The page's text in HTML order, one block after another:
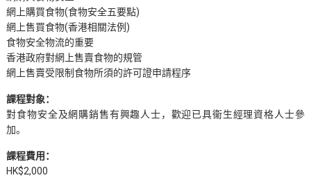
網上購買食物(食物安全五要點)
網上售買食物(香港相關法例)
食物安全物流的重要
香港政府對網上售賣食物的規管
網上售賣受限制食物所須的許可證申請程序
課程對象：
對食物安全及網購銷售有興趣人士，歡迎已具衞生經理資格人士參
加。
課程費用：
HK$2,000